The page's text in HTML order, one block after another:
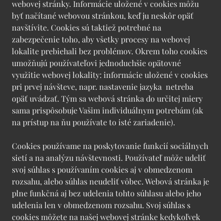
webovej stránky. Informácie uložené v cookies môžu
byť načítané webovou stránkou, keď ju neskôr opäť
navštívite. Cookies sú taktiež potrebné na
zabezpečenie toho, aby všetky procesy na webovej
lokalite prebiehali bez problémov. Okrem toho cookies
umožňujú používateľovi jednoduchšie opätovné
využitie webovej lokality: informácie uložené v cookies
pri prvej návšteve, napr. nastavenie jazyka netreba
opäť uvádzať. Tým sa webová stránka do určitej miery
sama prispôsobuje Vašim individuálnym potrebám (ak
na prístup na ňu používate to isté zariadenie).
Cookies používame na poskytovanie funkcií sociálnych
sietí a na analýzu návštevnosti. Používateľ môže udeliť
svoj súhlas s používaním cookies aj v obmedzenom
rozsahu, alebo súhlas neudeliť vôbec. Webová stránka je
plne funkčná aj bez udelenia tohto súhlasu alebo jeho
udelenia len v obmedzenom rozsahu. Svoj súhlas s
cookies môžete na našej webovej stránke kedykoľvek